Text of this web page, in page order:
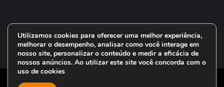
© 2024 – Vorax Lubrificantes – Todos os direitos reservados.
Utilizamos cookies para oferecer uma melhor experiência,
melhorar o desempenho, analisar como você interage em
nosso site, personalizar o conteúdo e medir a eficácia de
nossos anúncios. Ao utilizar este site você concorda com o
uso de cookies